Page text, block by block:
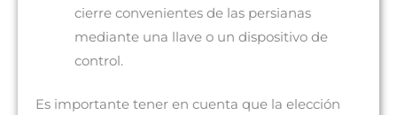
cierre convenientes de las persianas
mediante una llave o un dispositivo de
control.
Es importante tener en cuenta que la elección